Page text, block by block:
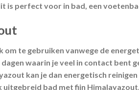
is perfect voor in bad, een
om te gebruiken vanwege de
waarin je veel in contact bent
kan je dan energetisch
uitgebreid bad metfijn Himalayazout